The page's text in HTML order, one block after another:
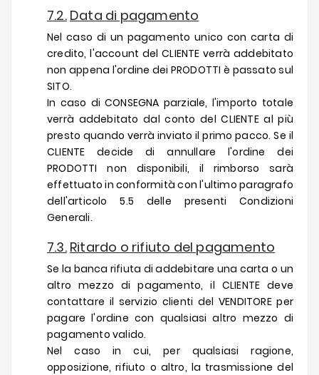
7.2. Data di pagamento
Nel caso di un pagamento unico con carta di
credito, l'account del CLIENTE verrà addebitato
non appena l'ordine dei PRODOTTI è passato sul
SITO.
In caso di CONSEGNA parziale, l'importo totale
verrà addebitato dal conto del CLIENTE al più
presto quando verrà inviato il primo pacco. Se il
CLIENTE decide di annullare l'ordine dei
PRODOTTI non disponibili, il rimborso sarà
effettuato in conformità con l'ultimo paragrafo
dell'articolo 5.5 delle presenti Condizioni
Generali.
7.3. Ritardo o rifiuto del pagamento
Se la banca rifiuta di addebitare una carta o un
altro mezzo di pagamento, il CLIENTE deve
contattare il servizio clienti del VENDITORE per
pagare l'ordine con qualsiasi altro mezzo di
pagamento valido.
Nel caso in cui, per qualsiasi ragione,
opposizione, rifiuto o altro, la trasmissione del